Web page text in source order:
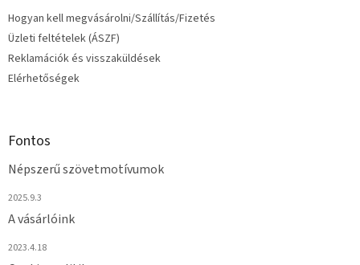
Hogyan kell megvásárolni/Szállítás/Fizetés
Üzleti feltételek (ÁSZF)
Reklamációk és visszaküldések
Elérhetőségek
Fontos
Népszerű szövetmotívumok
2025.9.3
A vásárlóink
2023.4.18